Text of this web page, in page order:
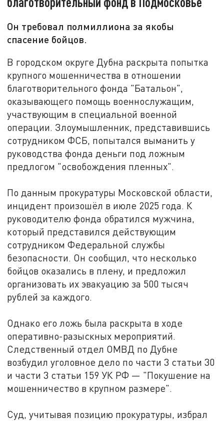
Он требовал полмиллиона за якобы
спасение бойцов.
В городском округе Дубна раскрыта попытка
крупного мошенничества в отношении
благотворительного фонда "Батальон",
оказывающего помощь военнослужащим,
участвующим в специальной военной
операции. Злоумышленник, представившись
сотрудником ФСБ, попытался выманить у
руководства фонда деньги под ложным
предлогом "освобождения пленных".
По данным прокуратуры Московской области,
инцидент произошёл в июле 2025 года. К
руководителю фонда обратился мужчина,
который представился действующим
сотрудником Федеральной службы
безопасности. Он сообщил, что несколько
бойцов оказались в плену, и предложил
организовать их эвакуацию за 500 тысяч
рублей за каждого.
Однако его ложь была раскрыта в ходе
оперативно-разыскных мероприятий.
Следственный отдел ОМВД по Дубне
возбудил уголовное дело по части 3 статьи 30
и части 3 статьи 159 УК РФ — "Покушение на
мошенничество в крупном размере".
Суд, учитывая позицию прокуратуры, избрал